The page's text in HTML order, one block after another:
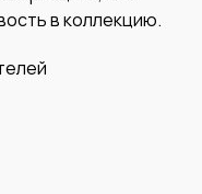
в коллекцию.